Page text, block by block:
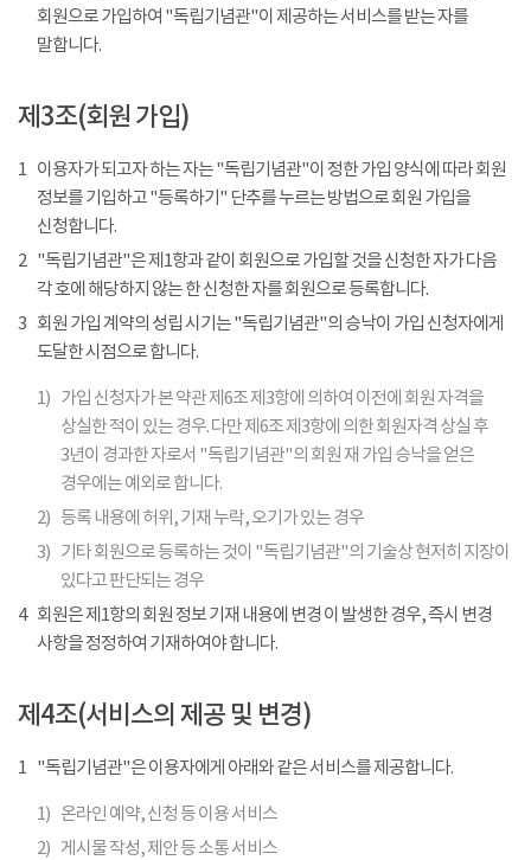
회원으로 가입하여 "독립기념관"이 제공하는 서비스를 받는 자를
말합니다.
제3조(회원 가입)
1 이용자가 되고자 하는 자는 "독립기념관"이 정한 가입 양식에 따라 회원
정보를 기입하고 "등록하기" 단추를 누르는 방법으로 회원 가입을
신청합니다.
2 "독립기념관"은 제1항과 같이 회원으로 가입할 것을 신청한 자가 다음
각 호에 해당하지 않는 한 신청한 자를 회원으로 등록합니다.
3 회원 가입 계약의 성립 시기는 "독립기념관"의 승낙이 가입 신청자에게
도달한 시점으로 합니다.
1) 가입 신청자가 본 약관 제6조 제3항에 의하여 이전에 회원 자격을
상실한 적이 있는 경우. 다만 제6조 제3항에 의한 회원자격 상실 후
3년이 경과한 자로서 "독립기념관"의 회원 재 가입 승낙을 얻은
경우에는 예외로 합니다.
2) 등록 내용에 허위, 기재 누락, 오기가 있는 경우
3) 기타 회원으로 등록하는 것이 "독립기념관"의 기술상 현저히 지장이
있다고 판단되는 경우
4
회원은 제1항의 회원 정보 기재 내용에 변경 이 발생한 경우, 즉시 변경
사항을 정정하여 기재하여야 합니다.
제4조(서비스의 제공 및 변경)
1 "독립기념관"은 이용자에게 아래와 같은 서비스를 제공합니다.
1) 온라인 예약, 신청 등 이용 서비스
2) 게시물 작성, 제안 등 소통 서비스